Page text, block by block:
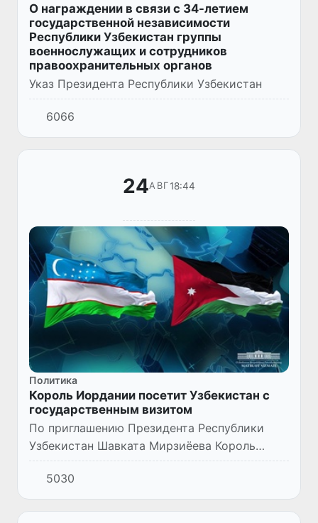
О награждении в связи с 34-летием
государственной независимости
Республики Узбекистан группы
военнослужащих и сотрудников
правоохранительных органов
Указ Президента Республики Узбекистан
6066
24АВГ18:44
Политика
Король Иордании посетит Узбекистан с
государственным визитом
По приглашению Президента Республики
Узбекистан Шавката Мирзиёева Король
Иорданского Хашимитского Королевства
Абдалла II ибн аль-Хусейн 25-26 августа
этого года посетит нашу страну...
5030